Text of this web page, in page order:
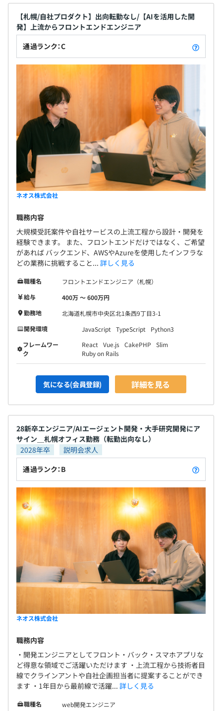
Docker、AWS CloudFormation
各チームやプロジェクトにより業務の進め方は異なります
毎朝定例MTGを行い、情報共有や進捗確認をしながらリ
モートでもリアルでも業務に支障が出ないようにコミュニ
ケーションをとりながら仕事を進めています。
業務に集中するにはリモートワークが便利な時もあります
が、対面で会話をしながら進めることが効率が良い時もあ
ります。
その時に応じてハイブリット勤務をしながらプロジェクト
の成功に向けて開発業務を行います
社内の評価制度により、多角的な視点から評価を実施して
います。
評価者はエンジニアの部長や管理職となる為、技術や開発
エンジニアとしての適正な評価ができるような評価体制で
プロパー社員、協力会社の方を含めると約100名で開発を
行っています。
開発技術本部
・プロダクトデザイン部（自社プロダクトの開発を担う部
署：OfficeBot スマートアドレス帳など）
・ソリューションアーキテクチャ部（大規模受託開発や
iOS Androidアプリ・サーバー開発など）
それぞれ5～10名体制でプロジェクトを担当することが多
いです。
【札幌/自社プロダクト】出向転勤なし/【AIを活用した開
発】上流からフロントエンドエンジニア
通過ランク：C
ネオス株式会社
職務内容
大規模受託案件や自社サービスの上流工程から設計・開発を
経験できます。 また、フロントエンドだけではなく、ご希望
があれば バックエンド、AWSやAzureを使用したインフラな
どの業務に挑戦すること... 詳しく見る
職種名
フロントエンドエンジニア（札幌）
給与
400万 〜 600万円
勤務地
北海道札幌市中央区北1条西9丁目3-1
開発環境
JavaScript TypeScript
Python3
フレームワー
ク
React Vue.js CakePHP
Slim
Ruby on Rails
気になる(会員登録) 詳細を見る
28新卒エンジニア/AIエージェント開発・大手研究開発にア
サイン＿札幌オフィス勤務（転勤出向なし）
2028年卒
説明会求人
通過ランク：B
ネオス株式会社
職務内容
・開発エンジニアとしてフロント・バック・スマホアプリな
ど得意な領域でご活躍いただけます ・上流工程から技術者目
線でクラインアントや自社企画担当者に提案することができ
ます ・1年目から最前線で活躍... 詳しく見る
職種名
web開発エンジニア